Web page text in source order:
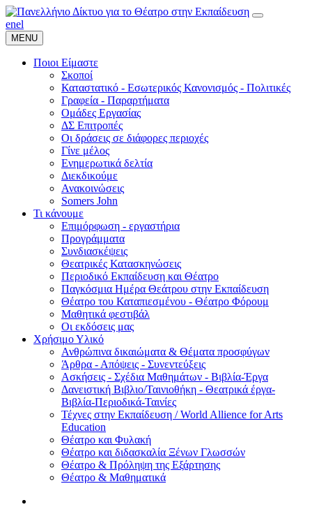
enel
MENU
Ποιοι Είμαστε
Σκοποί
Καταστατικό - Εσωτερικός Κανονισμός - Πολιτικές
Γραφεία - Παραρτήματα
Ομάδες Εργασίας
ΔΣ Επιτροπές
Οι δράσεις σε διάφορες περιοχές
Γίνε μέλος
Ενημερωτικά δελτία
Διεκδικούμε
Ανακοινώσεις
Somers John
Τι κάνουμε
Επιμόρφωση - εργαστήρια
Προγράμματα
Συνδιασκέψεις
Θεατρικές Κατασκηνώσεις
Περιοδικό Εκπαίδευση και Θέατρο
Παγκόσμια Ημέρα Θεάτρου στην Εκπαίδευση
Θέατρο του Καταπιεσμένου - Θέατρο Φόρουμ
Μαθητικά φεστιβάλ
Οι εκδόσεις μας
Χρήσιμο Υλικό
Ανθρώπινα δικαιώματα & Θέματα προσφύγων
Άρθρα - Απόψεις - Συνεντεύξεις
Ασκήσεις - Σχέδια Μαθημάτων - Βιβλία-Έργα
Δανειστική Βιβλιο/Ταινιοθήκη - Θεατρικά έργα-
Βιβλία-Περιοδικά-Ταινίες
Τέχνες στην Εκπαίδευση / World Allience for Arts
Education
Θέατρο και Φυλακή
Θέατρο και διδασκαλία Ξένων Γλωσσών
Θέατρο & Πρόληψη της Εξάρτησης
Θέατρο & Μαθηματικά